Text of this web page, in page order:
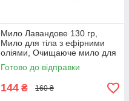
Мило Лавандове 130 гр,
Мило для тіла з ефірними
оліями, Очищаюче мило для
обличчя та тіла ТМ Cocos
Готово до відправки
144 ₴ 160 ₴